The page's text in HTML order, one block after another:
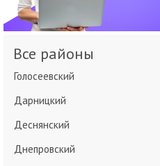
Все районы
Голосеевский
Дарницкий
Деснянский
Днепровский